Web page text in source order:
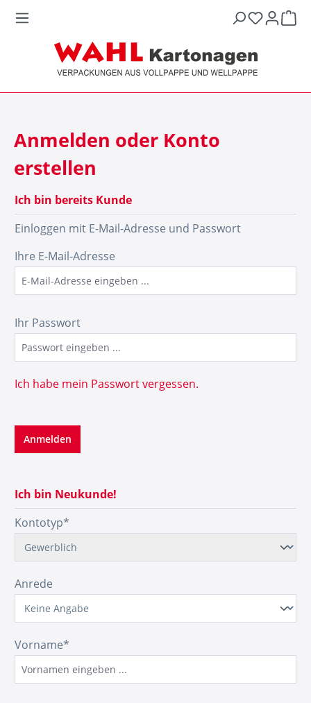
Anmelden oder Konto
erstellen
Ich bin bereits Kunde
Einloggen mit E-Mail-Adresse und Passwort
Ihre E-Mail-Adresse
Ihr Passwort
Ich habe mein Passwort vergessen.
Anmelden
Ich bin Neukunde!
Persönliche Informationen
Kontotyp*
Anrede
Vorname*